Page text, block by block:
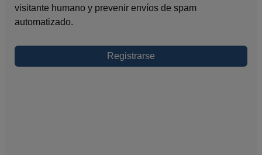
visitante humano y prevenir envíos de spam
automatizado.